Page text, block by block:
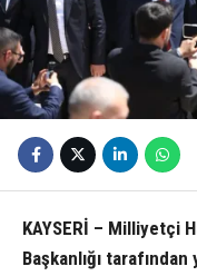
KAYSERİ – Milliyetçi
Başkanlığı